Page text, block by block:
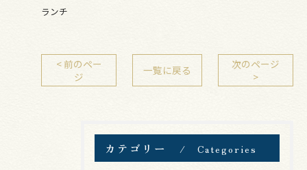
ランチ
< 前のペー
ジ
一覧に戻る
次のページ
>
カテゴリー Categories